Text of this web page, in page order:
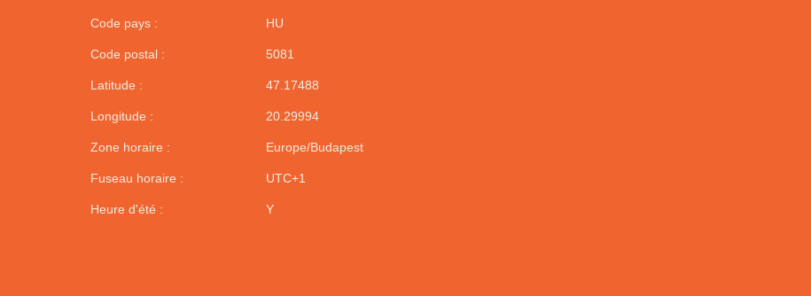
Code pays : HU
Code postal : 5081
Latitude : 47.17488
Longitude : 20.29994
Zone horaire : Europe/Budapest
Fuseau horaire : UTC+1
Heure d'été : Y